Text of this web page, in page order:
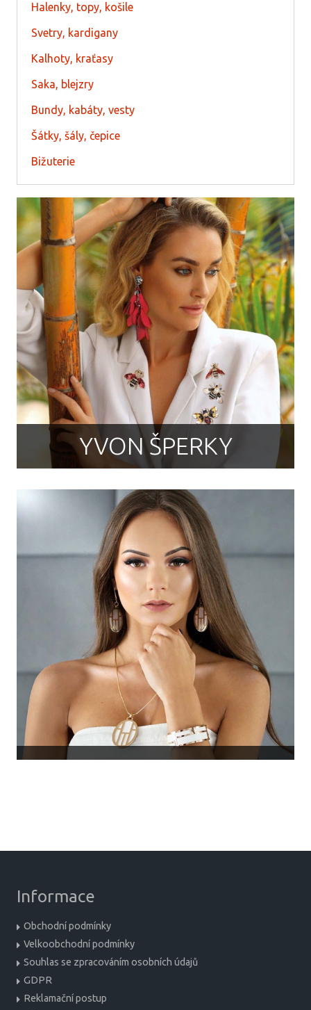
Halenky, topy, košile
Svetry, kardigany
Kalhoty, kraťasy
Saka, blejzry
Bundy, kabáty, vesty
Šátky, šály, čepice
Bižuterie
YVON ŠPERKY
Informace
Obchodní podmínky
Velkoobchodní podmínky
Souhlas se zpracováním osobních údajů
GDPR
Reklamační postup